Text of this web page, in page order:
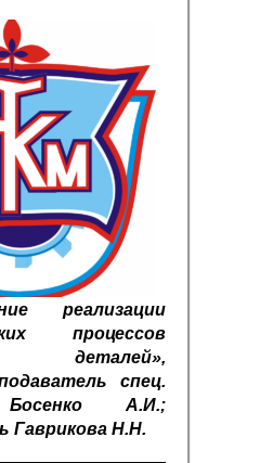
реализации
процессов
деталей»,
спец.
Босенко А.И.;
Гаврикова Н.Н.